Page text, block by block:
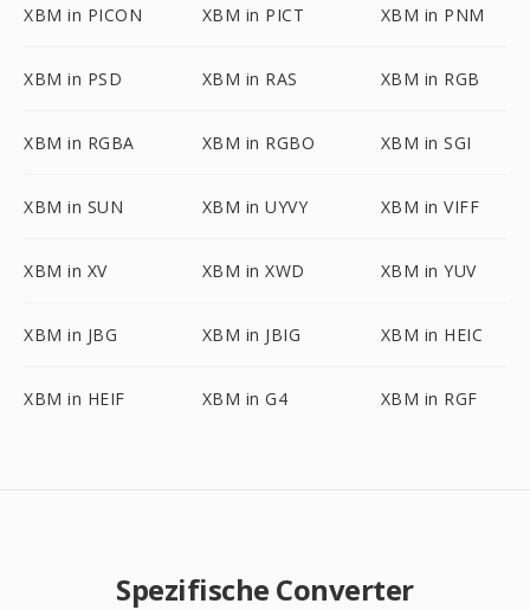
XBM in PICON XBM in PICT XBM in PNM
XBM in PSD XBM in RAS XBM in RGB
XBM in RGBA XBM in RGBO XBM in SGI
XBM in SUN XBM in UYVY XBM in VIFF
XBM in XV XBM in XWD XBM in YUV
XBM in JBG XBM in JBIG XBM in HEIC
XBM in HEIF XBM in G4 XBM in RGF
Spezifische Converter